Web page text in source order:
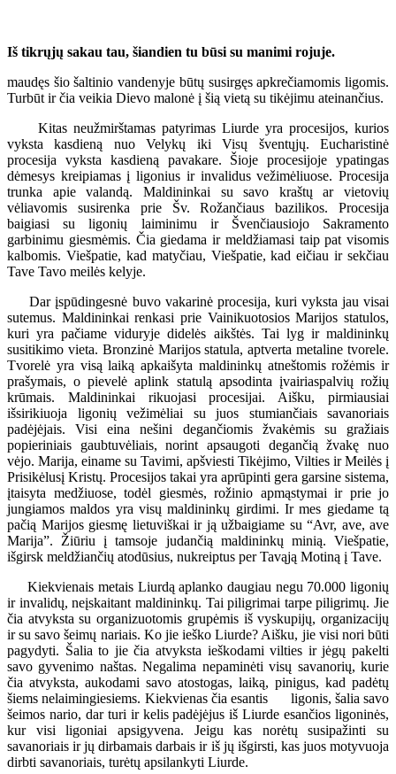
Iš tikrųjų sakau tau, šiandien tu būsi su manimi rojuje.
maudęs šio šaltinio vandenyje būtų susirgęs apkrečiamomis ligomis.
Turbūt ir čia veikia Dievo malonė į šią vietą su tikėjimu ateinančius.
Kitas neužmirštamas patyrimas Liurde yra procesijos, kurios
vyksta kasdieną nuo Velykų iki Visų šventųjų. Eucharistinė
procesija vyksta kasdieną pavakare. Šioje procesijoje ypatingas
dėmesys kreipiamas į ligonius ir invalidus vežimėliuose. Procesija
trunka apie valandą. Maldininkai su savo kraštų ar vietovių
vėliavomis susirenka prie Šv. Rožančiaus bazilikos. Procesija
baigiasi su ligonių laiminimu ir Švenčiausiojo Sakramento
garbinimu giesmėmis. Čia giedama ir meldžiamasi taip pat visomis
kalbomis. Viešpatie, kad matyčiau, Viešpatie, kad eičiau ir sekčiau
Tave Tavo meilės kelyje.
Dar įspūdingesnė buvo vakarinė procesija, kuri vyksta jau visai
sutemus. Maldininkai renkasi prie Vainikuotosios Marijos statulos,
kuri yra pačiame viduryje didelės aikštės. Tai lyg ir maldininkų
susitikimo vieta. Bronzinė Marijos statula, aptverta metaline tvorele.
Tvorelė yra visą laiką apkaišyta maldininkų atneštomis rožėmis ir
prašymais, o pievelė aplink statulą apsodinta įvairiaspalvių rožių
krūmais. Maldininkai rikuojasi procesijai. Aišku, pirmiausiai
išsirikiuoja ligonių vežimėliai su juos stumiančiais savanoriais
padėjėjais. Visi eina nešini degančiomis žvakėmis su gražiais
popieriniais gaubtuvėliais, norint apsaugoti degančią žvakę nuo
vėjo. Marija, einame su Tavimi, apšviesti Tikėjimo, Vilties ir Meilės į
Prisikėlusį Kristų. Procesijos takai yra aprūpinti gera garsine sistema,
įtaisyta medžiuose, todėl giesmės, rožinio apmąstymai ir prie jo
jungiamos maldos yra visų maldininkų girdimi. Ir mes giedame tą
pačią Marijos giesmę lietuviškai ir ją užbaigiame su “Avr, ave, ave
Marija”. Žiūriu į tamsoje judančią maldininkų minią. Viešpatie,
išgirsk meldžiančių atodūsius, nukreiptus per Tavąją Motiną į Tave.
Kiekvienais metais Liurdą aplanko daugiau negu 70.000 ligonių
ir invalidų, neįskaitant maldininkų. Tai piligrimai tarpe piligrimų. Jie
čia atvyksta su organizuotomis grupėmis iš vyskupijų, organizacijų
ir su savo šeimų nariais. Ko jie ieško Liurde? Aišku, jie visi nori būti
pagydyti. Šalia to jie čia atvyksta ieškodami vilties ir jėgų pakelti
savo gyvenimo naštas. Negalima nepaminėti visų savanorių, kurie
čia atvyksta, aukodami savo atostogas, laiką, pinigus, kad padėtų
šiems nelaimingiesiems. Kiekvienas čia esantis ligonis, šalia savo
šeimos nario, dar turi ir kelis padėjėjus iš Liurde esančios ligoninės,
kur visi ligoniai apsigyvena. Jeigu kas norėtų susipažinti su
savanoriais ir jų dirbamais darbais ir iš jų išgirsti, kas juos motyvuoja
dirbti savanoriais, turėtų apsilankyti Liurde.